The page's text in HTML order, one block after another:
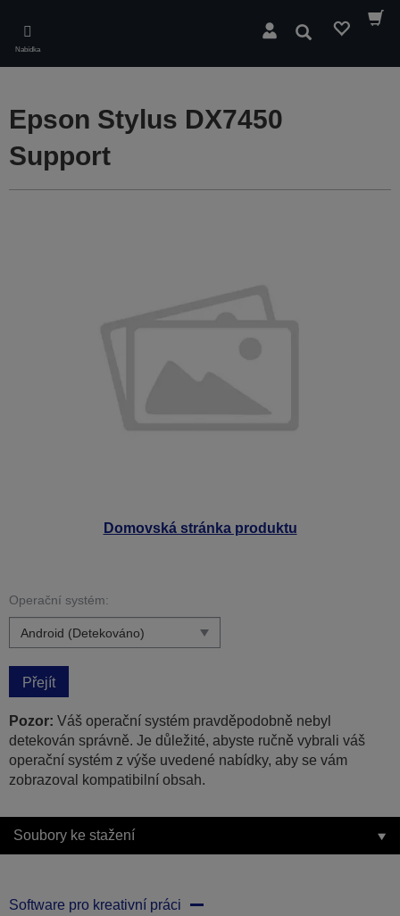
main
content
Nabídka
Hledat
Domovská stránka produktu
Epson Stylus DX7450
Support
Operační systém:
Přejít
Pozor: Váš operační systém pravděpodobně nebyl
detekován správně. Je důležité, abyste ručně vybrali váš
operační systém z výše uvedené nabídky, aby se vám
zobrazoval kompatibilní obsah.
Soubory ke stažení
Software pro kreativní práci